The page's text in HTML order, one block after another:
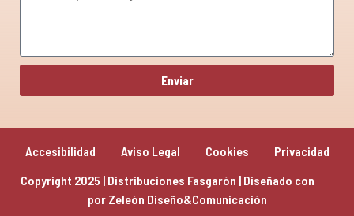
Enviar
Copyright 2025 | Distribuciones Fasgarón | Diseñado con
por Zeleón Diseño&Comunicación
Accesibilidad Aviso Legal Cookies Privacidad